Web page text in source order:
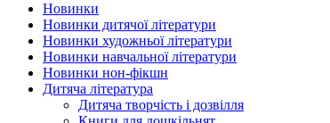
Новинки
Новинки дитячої літератури
Новинки художньої літератури
Новинки навчальної літератури
Новинки нон-фікшн
Дитяча література
Дитяча творчість і дозвілля